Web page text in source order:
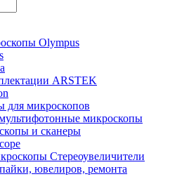
Olympus
ARSTEK
микроскопов
микроскопы
и сканеры
Стереоувеличители
ювелиров, ремонта